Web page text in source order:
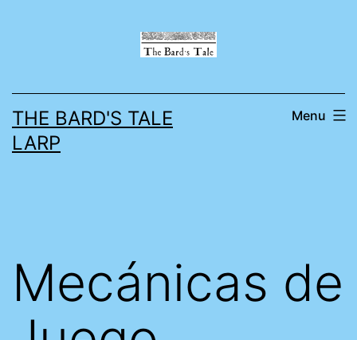
THE BARD'S TALE
LARP
Menu
Mecánicas de